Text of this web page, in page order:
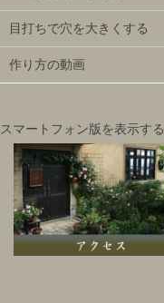
目打ちで穴を大きくする
作り方の動画
スマートフォン版を表示する